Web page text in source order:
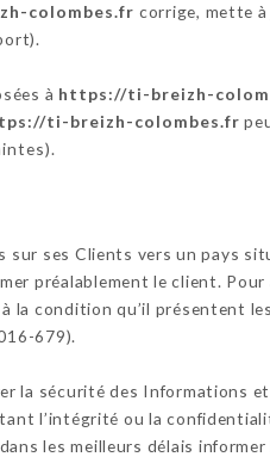
colombes.fr corrige, mette
à https://ti-breizh-
ti-breizh-colombes.fr
).
ses Clients vers un pays
préalablement le client.
la condition qu’il présentent
679).
la sécurité des Informations
l’intégrité ou la
les meilleurs délais